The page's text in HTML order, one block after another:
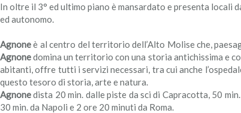
In oltre il 3° ed ultimo piano è mansardato e presenta locali
ed autonomo.
Agnoneè al centro del territorio dell’Alto Molise che,
Agnonedomina un territorio con una storia antichissima e
abitanti, offre tutti i servizi necessari, tra cui anche
questo tesoro di storia, arte e natura.
Agnonedista 20 min. dalle piste da sci di Capracotta, 50
30 min. da Napoli e 2 ore 20 minuti da Roma.